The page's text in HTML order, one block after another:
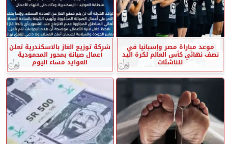
موعد مباراة مصر وإسبانيا في
نصف نهائي كأس العالم لكرة اليد
للناشئات
شركة توزيع الغاز بالاسكندرية تعلن
أعمال صيانة بمحور المحمودية
العوايد مساء اليوم